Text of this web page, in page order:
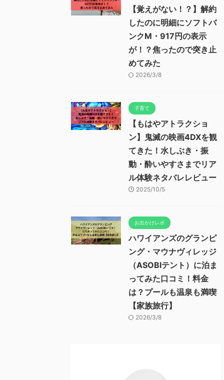
【覚えがない！？】解約
したのに明細にソフトバ
ンクM・917円の表示
が！？焦ったので突き止
めてみた
2026/3/8
子育て
【もはやアトラクショ
ン】鬼滅の映画4DXを観
てきた！水しぶき・振
動・酔いやすさまでリア
ル体験ネタバレレビュー
2025/10/5
お出かけレポ
ハワイアンズのグランピ
ング・マウナヴィレッジ
（ASOBIテント）に泊ま
ってみた口コミ！料金
は？プールも温泉も満喫
【家族旅行】
2026/3/8